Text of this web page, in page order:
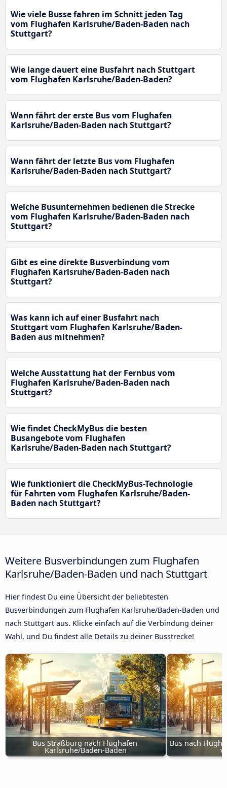
Wie viele Busse fahren im Schnitt jeden Tag
vom Flughafen Karlsruhe/Baden-Baden nach
Stuttgart?
Wie lange dauert eine Busfahrt nach Stuttgart
vom Flughafen Karlsruhe/Baden-Baden?
Wann fährt der erste Bus vom Flughafen
Karlsruhe/Baden-Baden nach Stuttgart?
Wann fährt der letzte Bus vom Flughafen
Karlsruhe/Baden-Baden nach Stuttgart?
Welche Busunternehmen bedienen die Strecke
vom Flughafen Karlsruhe/Baden-Baden nach
Stuttgart?
Gibt es eine direkte Busverbindung vom
Flughafen Karlsruhe/Baden-Baden nach
Stuttgart?
Was kann ich auf einer Busfahrt nach
Stuttgart vom Flughafen Karlsruhe/Baden-
Baden aus mitnehmen?
Welche Ausstattung hat der Fernbus vom
Flughafen Karlsruhe/Baden-Baden nach
Stuttgart?
Wie findet CheckMyBus die besten
Busangebote vom Flughafen
Karlsruhe/Baden-Baden nach Stuttgart?
Wie funktioniert die CheckMyBus-Technologie
für Fahrten vom Flughafen Karlsruhe/Baden-
Baden nach Stuttgart?
Weitere Busverbindungen zum Flughafen
Karlsruhe/Baden-Baden und nach Stuttgart
Hier findest Du eine Übersicht der beliebtesten
Busverbindungen zum Flughafen Karlsruhe/Baden-Baden und
nach Stuttgart aus. Klicke einfach auf die Verbindung deiner
Wahl, und Du findest alle Details zu deiner Busstrecke!
Bus Straßburg nach Flughafen
Karlsruhe/Baden-Baden
Bus nach